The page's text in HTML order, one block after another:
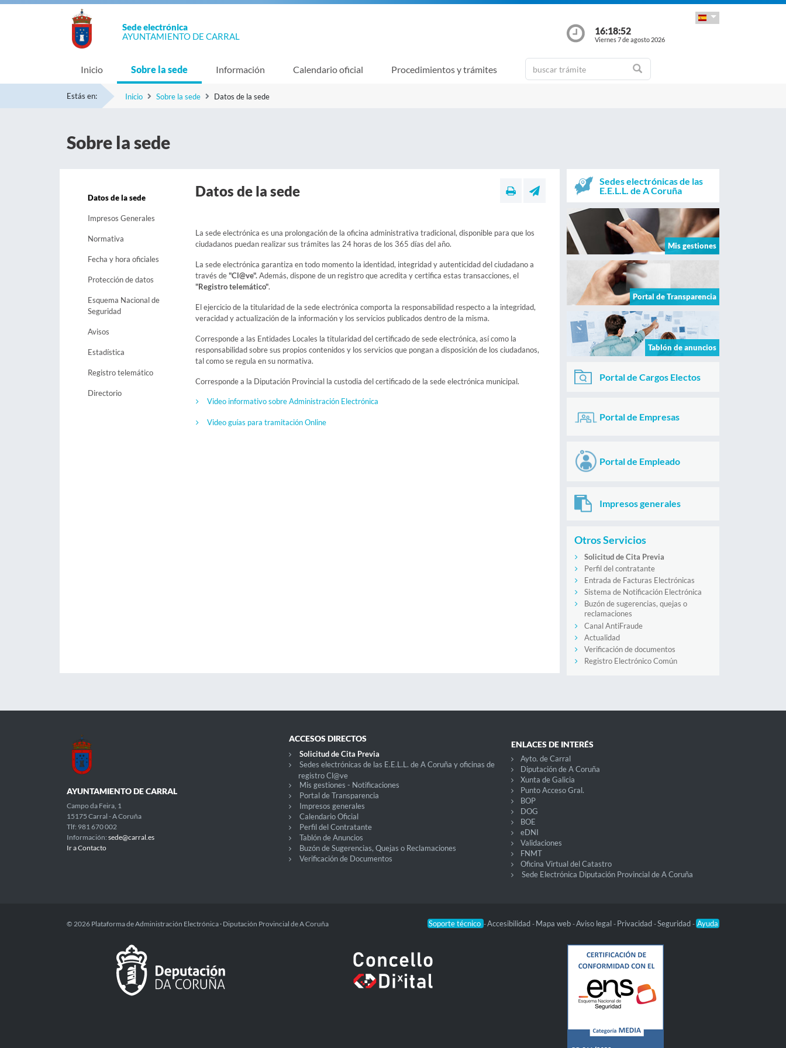
Sede electrónica
AYUNTAMIENTO DE CARRAL
16:18:53
Viernes 7 de agosto 2026
Inicio Sobre la sede Información Calendario oficial Procedimientos y trámites
Estás en: Inicio Sobre la sede Datos de la sede
Sobre la sede
Datos de la sede
Impresos Generales
Normativa
Fecha y hora oficiales
Protección de datos
Esquema Nacional de
Seguridad
Avisos
Estadística
Registro telemático
Directorio
Datos de la sede
La sede electrónica es una prolongación de la oficina administrativa tradicional, disponible para que los
ciudadanos puedan realizar sus trámites las 24 horas de los 365 días del año.
La sede electrónica garantiza en todo momento la identidad, integridad y autenticidad del ciudadano a
través de"Cl@ve".Además, dispone de un registro que acredita y certifica estas transacciones, el
"Registro telemático".
El ejercicio de la titularidad de la sede electrónica comporta la responsabilidad respecto a la integridad,
veracidad y actualización de la información y los servicios publicados dentro de la misma.
Corresponde a las Entidades Locales la titularidad del certificado de sede electrónica, así como la
responsabilidad sobre sus propios contenidos y los servicios que pongan a disposición de los ciudadanos,
tal como se regula en su normativa.
Corresponde a la Diputación Provincial la custodia del certificado de la sede electrónica municipal.
Video informativo sobre Administración Electrónica
Video guías para tramitación Online
Sedes electrónicas de las
E.E.L.L. de A Coruña
Mis gestiones
Portal de Transparencia
Tablón de anuncios
Portal de Cargos Electos
Portal de Empresas
Portal de Empleado
Impresos generales
Otros Servicios
Solicitud de Cita Previa
Perfil del contratante
Entrada de Facturas Electrónicas
Sistema de Notificación Electrónica
Buzón de sugerencias, quejas o
reclamaciones
Canal AntiFraude
Actualidad
Verificación de documentos
Registro Electrónico Común
AYUNTAMIENTO DE CARRAL
Campo da Feira, 1
15175 Carral - A Coruña
Tlf: 981 670 002
Información: sede@carral.es
Ir a Contacto
ACCESOS DIRECTOS
Solicitud de Cita Previa
Sedes electrónicas de las E.E.L.L. de A Coruña y oficinas de
registro Cl@ve
Mis gestiones - Notificaciones
Portal de Transparencia
Impresos generales
Calendario Oficial
Perfil del Contratante
Tablón de Anuncios
Buzón de Sugerencias, Quejas o Reclamaciones
Verificación de Documentos
ENLACES DE INTERÉS
Ayto. de Carral
Diputación de A Coruña
Xunta de Galicia
Punto Acceso Gral.
BOP
DOG
BOE
eDNI
Validaciones
FNMT
Oficina Virtual del Catastro
Sede Electrónica Diputación Provincial de A Coruña
Soporte técnico -Accesibilidad - Mapa web -Aviso legal - Privacidad -Seguridad - Ayuda
© 2026 Plataforma de Administración Electrónica · Diputación Provincial de A Coruña